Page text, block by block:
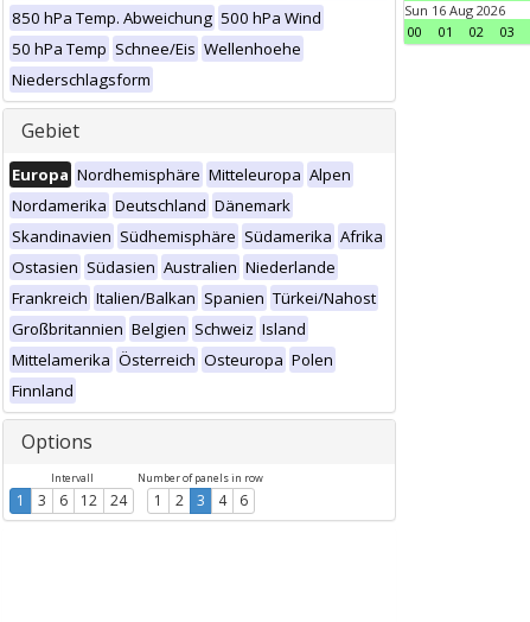
850 hPa Temp. Abweichung 500 hPa Wind
50 hPa Temp Schnee/Eis Wellenhoehe
Niederschlagsform
Gebiet
Europa Nordhemisphäre Mitteleuropa Alpen
Nordamerika Deutschland Dänemark
Skandinavien Südhemisphäre Südamerika Afrika
Ostasien Südasien Australien Niederlande
Frankreich Italien/Balkan Spanien Türkei/Nahost
Großbritannien Belgien Schweiz Island
Mittelamerika Österreich Osteuropa Polen
Finnland
Options
Intervall
1 3 6 12 24
Number of panels in row
1 2 3 4 6
Sun 16 Aug 2026
00
01 02 03